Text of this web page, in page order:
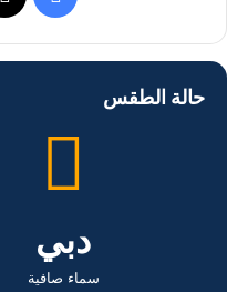
ي
حالة الطقس
دبي
سماء صافية